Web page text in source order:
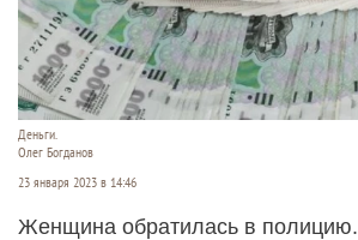
Деньги.
Олег Богданов
23 января 2023 в 14:46
Женщина обратилась в полицию.